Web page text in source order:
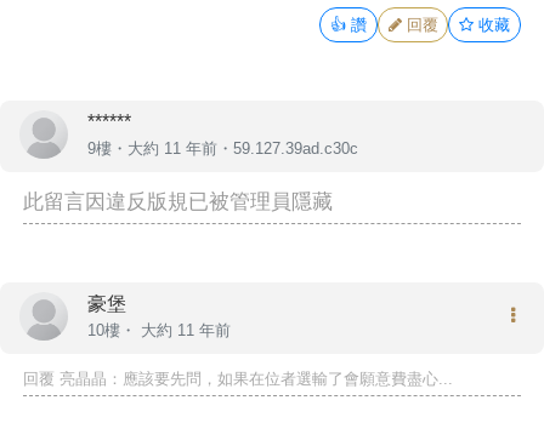
👍 讚 回覆 收藏
******
9樓・ 大約 11 年前 ・59.127.39ad.c30c
此留言因違反版規已被管理員隱藏
豪堡
10樓・ 大約 11 年前
回覆 亮晶晶 ：應該要先問，如果在位者選輸了會願意費盡心...